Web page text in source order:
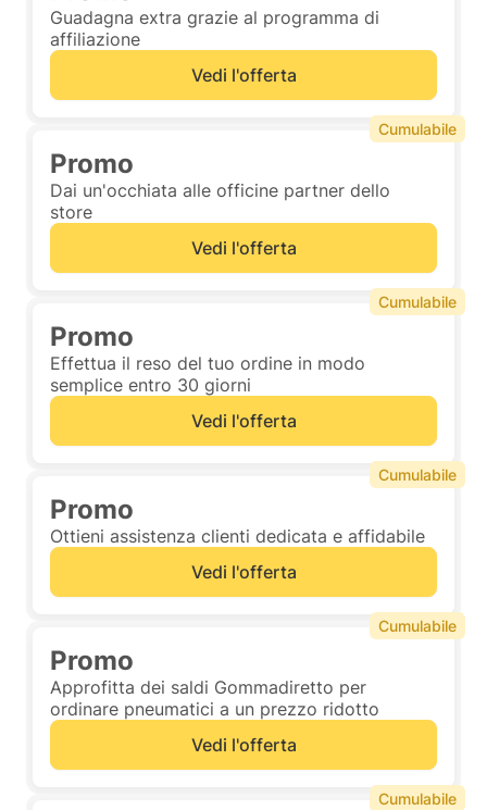
Guadagna extra grazie al programma di
affiliazione
Vedi l'offerta
Promo
Dai un'occhiata alle officine partner dello
store
Vedi l'offerta
Cumulabile
Promo
Effettua il reso del tuo ordine in modo
semplice entro 30 giorni
Vedi l'offerta
Cumulabile
Promo
Ottieni assistenza clienti dedicata e affidabile
Vedi l'offerta
Cumulabile
Promo
Approfitta dei saldi Gommadiretto per
ordinare pneumatici a un prezzo ridotto
Vedi l'offerta
Cumulabile
Cumulabile